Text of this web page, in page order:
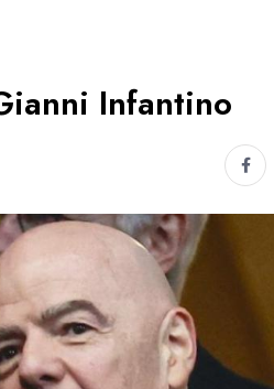
Infantino